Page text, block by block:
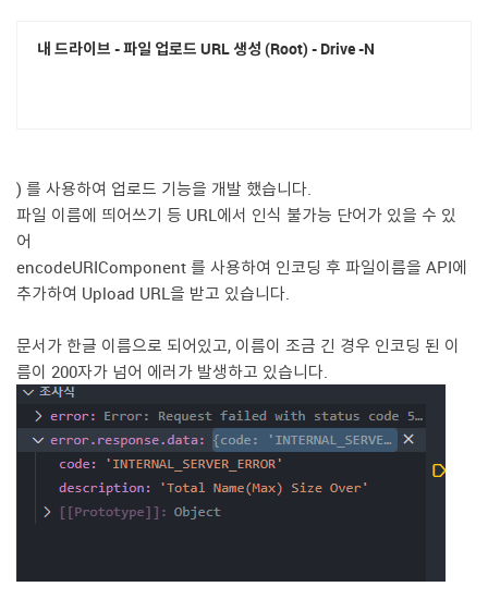
내 드라이브 - 파일 업로드 URL 생성 (Root) - Drive -N
) 를 사용하여 업로드 기능을 개발 했습니다.
파일 이름에 띄어쓰기 등 URL에서 인식 불가능 단어가 있을 수 있
어
encodeURIComponent 를 사용하여 인코딩 후 파일이름을 API에
추가하여 Upload URL을 받고 있습니다.
문서가 한글 이름으로 되어있고, 이름이 조금 긴 경우 인코딩 된 이
름이 200자가 넘어 에러가 발생하고 있습니다.